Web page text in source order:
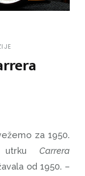
za 1950.
utrku Carrera
od 1950. –